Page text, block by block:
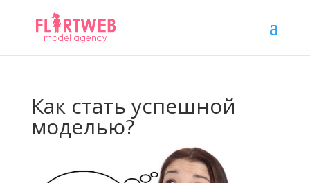
Как стать успешной
моделью?